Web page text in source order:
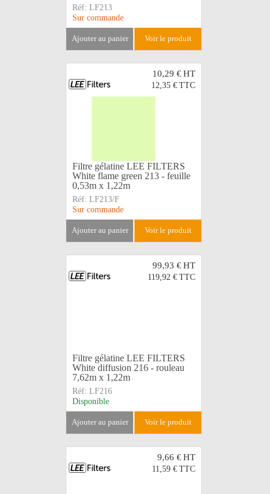
Réf: LF213
Sur commande
ajouter au panier voir le produit
10,29 €HT
12,35 € TTC
Filtre gélatine LEE FILTERS
White flame green 213 - feuille
0,53m x 1,22m
Réf: LF213/F
Sur commande
ajouter au panier voir le produit
99,93 €HT
119,92 € TTC
Filtre gélatine LEE FILTERS
White diffusion 216 - rouleau
7,62m x 1,22m
Réf: LF216
Disponible
ajouter au panier voir le produit
9,66 €HT
11,59 € TTC